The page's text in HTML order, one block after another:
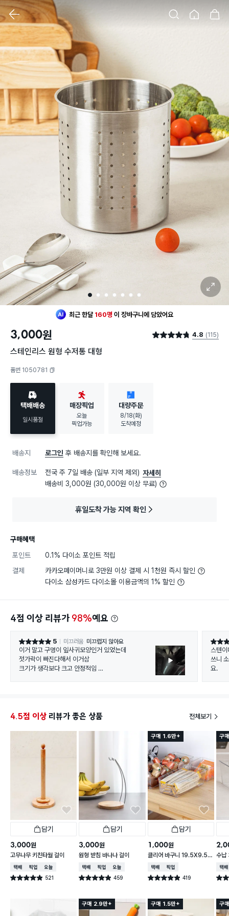
클릭 시 이미지 확대 보기 팝업 열림
1 2 3 4 5 6 7
확대 보기
최근 한달 160명 이 장바구니에 담았어요
3,000원 별점 4.8점 4.8 (115)
스테인리스 원형 수저통 대형
품번 1050781
택배배송
일시품절
매장픽업
오늘
픽업가능
대량주문
8/18(화)
도착예정
배송지 로그인 후 배송지를 확인해 보세요.
배송정보 전국 주 7일 배송 (일부 지역 제외) 자세히
배송비 3,000원 (30,000원 이상 무료)
휴일도착 가능 지역 확인
구매혜택
포인트
0.1% 다이소 포인트 적립
결제
카카오페이머니로 3만원 이상 결제 시 1천원 즉시 할인
다이소 삼성카드 다이소몰 이용금액의 1% 할인
4점 이상 리뷰가 98%예요
별점 5점 5 미끄러움 미끄럽지 않아요
이거 말고 구멍이 잎사귀모양인거 있었는데
젓가락이 빠진다해서 이거삼
크기가 생각보다 크고 안정적임
별점 5
스텐이
쓰니
요.
4.5점 이상 리뷰가 좋은 상품 전체보기
담기
3,000원
고무나무 키친타월 걸이
택배배송매장픽업오늘배송
별점 4.9점 521
건 작성
담기
3,000원
원형 받침 바나나 걸이
택배배송매장픽업오늘배송
별점 4.9점 459
건 작성
구매 1.6만+
담기
1,000원
클리어 바구니 19.5X9.5X
6.2cm
택배배송매장픽업
별점 4.9점 419
건 작성
구
수
택배
별점
구매 2.9만+ 구매 1.5만+ 구